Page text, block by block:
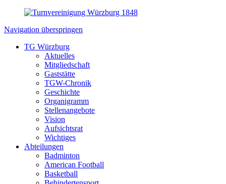
Navigation überspringen
TG Würzburg
Aktuelles
Mitgliedschaft
Gaststätte
TGW-Chronik
Geschichte
Organigramm
Stellenangebote
Vision
Aufsichtsrat
Wichtiges
Abteilungen
Badminton
American Football
Basketball